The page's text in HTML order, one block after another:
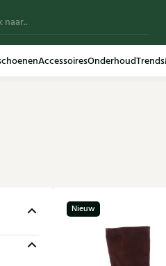
AccessoiresOnderhoudTrends
Nieuw